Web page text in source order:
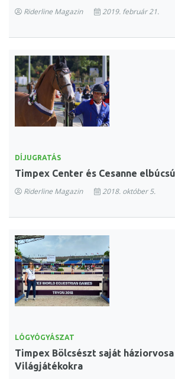
Riderline Magazin 2019. február 21.
DÍJUGRATÁS
Timpex Center és Cesanne
Riderline Magazin 2018. október 5.
LÓGYÓGYÁSZAT
Timpex Bölcsészt saját
Világjátékokra